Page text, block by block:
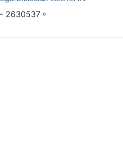
2630537。